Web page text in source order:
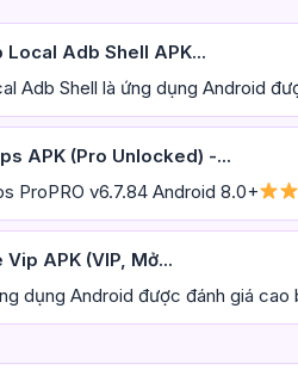
Local Adb Shell APK...
Adb Shell là ứng dụng Android
APK (Pro Unlocked) -...
ProPRO v6.7.84 Android 8.0+
Vip APK (VIP, Mở...
dụng Android được đánh giá